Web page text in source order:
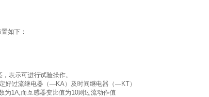
如下：
示可进行试验操作。
过流继电器（—KA）及时间继电器（—KT）
为1A,而互感器变比值为10则过流动作值